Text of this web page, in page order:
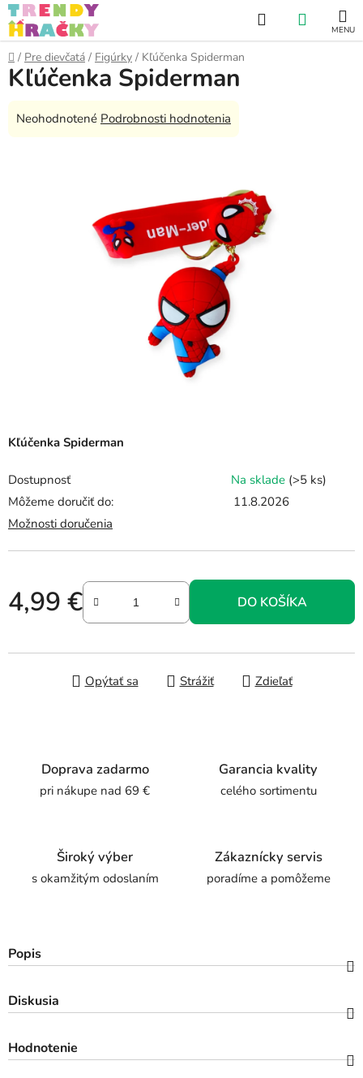
Prejsť
na
obsah
Hľadať
KOŠÍK
Domov
/ Pre dievčatá / Figúrky / Kľúčenka Spiderman
Kľúčenka Spiderman
Dostupnosť Na sklade (>5 ks)
Môžeme doručiť do:
11.8.2026
Možnosti doručenia
4,99 €
Jednotková cena:
DO KOŠÍKA
Opýtať sa Strážiť Zdieľať
Kľúčenka Spiderman
Priemerné
Neohodnotené Podrobnosti hodnotenia
Doprava zadarmo
pri nákupe nad 69 €
Garancia kvality
celého sortimentu
Široký výber
s okamžitým odoslaním
Zákaznícky servis
poradíme a pomôžeme
Popis
Diskusia
Hodnotenie